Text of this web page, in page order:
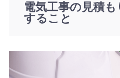
電気工事の見積
すること